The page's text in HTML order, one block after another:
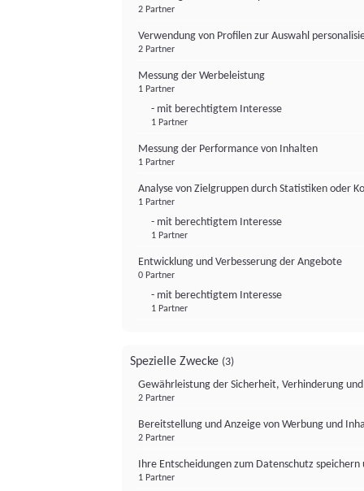
2 Partner
Verwendung von Profilen zur Auswahl
2 Partner
Messung der Werbeleistung
1 Partner
- mit berechtigtem Interesse
1 Partner
Messung der Performance von Inhalten
1 Partner
Analyse von Zielgruppen durch Statistiken oder
1 Partner
- mit berechtigtem Interesse
1 Partner
Entwicklung und Verbesserung der Angebote
0 Partner
- mit berechtigtem Interesse
1 Partner
Spezielle Zwecke (3)
Gewährleistung der Sicherheit, Verhinderung
2 Partner
Bereitstellung und Anzeige von Werbung und
2 Partner
Ihre Entscheidungen zum Datenschutz
1 Partner